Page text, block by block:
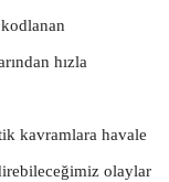
hızla
kavramlara havale
olaylar